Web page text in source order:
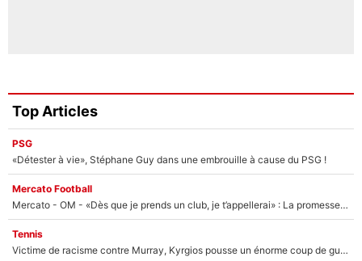
Top Articles
PSG
«Détester à vie», Stéphane Guy dans une embrouille à cause du PSG !
Mercato Football
Mercato - OM - «Dès que je prends un club, je t’appellerai» : La promesse de Marcelino au moment de claquer la porte
Tennis
Victime de racisme contre Murray, Kyrgios pousse un énorme coup de gueule !